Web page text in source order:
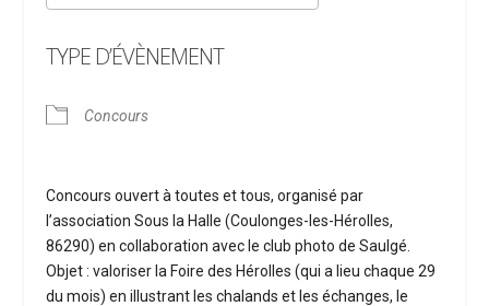
TYPE D’ÉVÈNEMENT
Concours
Concours ouvert à toutes et tous, organisé par
l’association Sous la Halle (Coulonges-les-Hérolles,
86290) en collaboration avec le club photo de Saulgé.
Objet : valoriser la Foire des Hérolles (qui a lieu chaque 29
du mois) en illustrant les chalands et les échanges, le